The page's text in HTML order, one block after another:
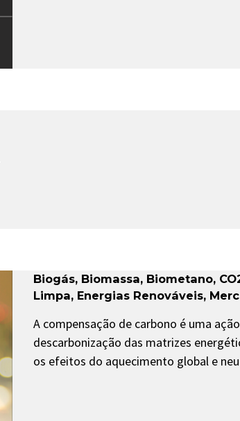
Biogás, Biomassa, Biometano,
Limpa, Energias Renováveis,
A compensação de carbono é uma
descarbonização das matrizes
os efeitos do aquecimento global e